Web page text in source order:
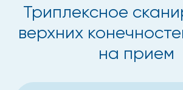
Триплексное
верхних
на прием